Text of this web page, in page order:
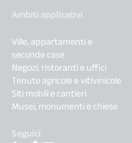
Ambiti applicativi
Ville, appartamenti e
seconde case
Negozi, ristoranti e uffici
Tenute agricole e vitivinicole
Siti mobili e cantieri
Musei, monumenti e chiese
Seguici